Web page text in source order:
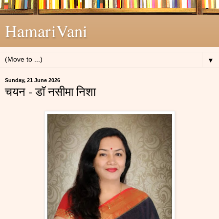
HamariVani
▼
Sunday, 21 June 2026
चयन - डॉ नसीमा निशा